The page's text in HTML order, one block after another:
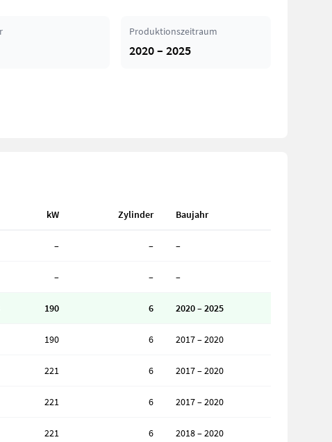
Produktionszeitraum
2020 – 2025
kW Zylinder Baujahr
– – –
– – –
190 6 2020 – 2025
190 6 2017 – 2020
221 6 2017 – 2020
221 6 2017 – 2020
221 6 2018 – 2020